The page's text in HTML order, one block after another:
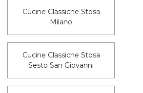
Cucine Classiche Stosa
Milano
Cucine Classiche Stosa
Sesto San Giovanni